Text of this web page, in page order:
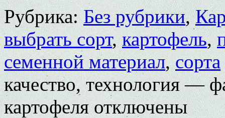
Рубрика: Без рубрики,
выбрать сорт,картофель,
семенной материал,сорта
качество, технология —
картофеляотключены